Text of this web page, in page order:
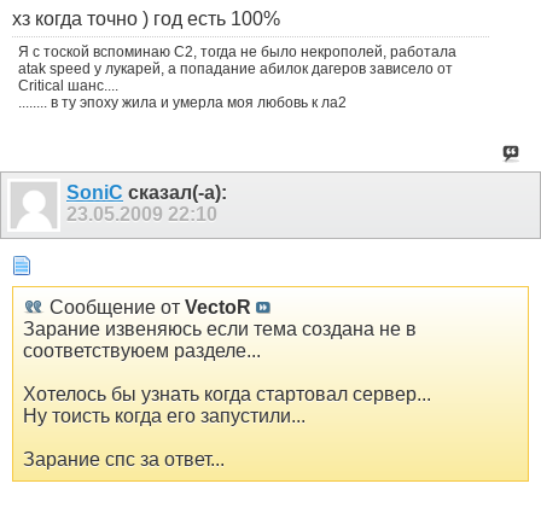
хз когда точно ) год есть 100%
Я с тоской вспоминаю С2, тогда не было некрополей, работала
atak speed у лукарей, а попадание абилок дагеров зависело от
Critical шанс....
........ в ту эпоху жила и умерла моя любовь к ла2
SoniC сказал(-а):
23.05.2009 22:10
Сообщение от VectoR
Зарание извеняюсь если тема создана не в
соответствуюем разделе...
Хотелось бы узнать когда стартовал сервер...
Ну тоисть когда его запустили...
Зарание спс за ответ...